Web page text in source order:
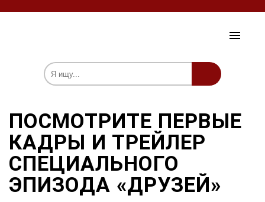
ЗНАМЕНИТОСТИ
ОБЩЕСТВО
ПСИХОЛОГИЯ
мы на Fb
ПОСМОТРИТЕ ПЕРВЫЕ
КАДРЫ И ТРЕЙЛЕР
СПЕЦИАЛЬНОГО
ЭПИЗОДА «ДРУЗЕЙ»